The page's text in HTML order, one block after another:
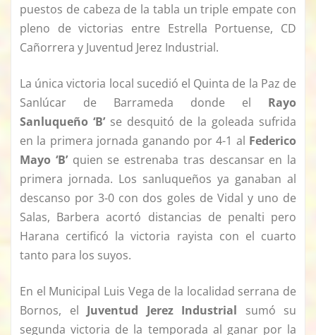
puestos de cabeza de la tabla un triple empate con
pleno de victorias entre Estrella Portuense, CD
Cañorrera y Juventud Jerez Industrial.
La única victoria local sucedió el Quinta de la Paz de
Sanlúcar de Barrameda donde el Rayo
Sanluqueño ‘B’se desquitó de la goleada sufrida
en la primera jornada ganando por 4-1 al Federico
Mayo ‘B’quien se estrenaba tras descansar en la
primera jornada. Los sanluqueños ya ganaban al
descanso por 3-0 con dos goles de Vidal y uno de
Salas, Barbera acortó distancias de penalti pero
Harana certificó la victoria rayista con el cuarto
tanto para los suyos.
En el Municipal Luis Vega de la localidad serrana de
Bornos, el Juventud Jerez Industrial sumó su
segunda victoria de la temporada al ganar por la